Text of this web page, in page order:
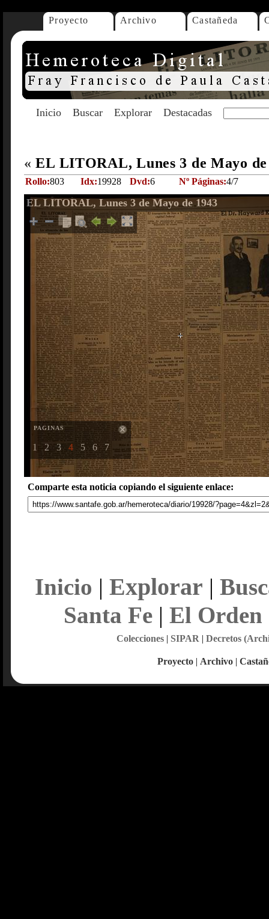
Proyecto Archivo Castañeda
Inicio Buscar Explorar Destacadas
« EL LITORAL, Lunes 3 de Mayo
Rollo:803 Idx:19928 Dvd:6 Nº Páginas:4/7
EL LITORAL, Lunes 3 de Mayo de 1943
PAGINAS
1 2 3 4 5 6 7
Comparte esta noticia copiando el siguiente enlace:
Inicio | Explorar |
Santa Fe| El Orden
Colecciones| SIPAR | Decretos
Proyecto | Archivo |